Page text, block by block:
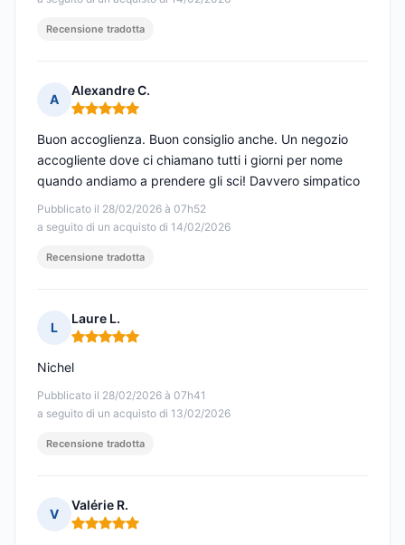
Recensione tradotta
A
Alexandre C.
Nota: 5 su 5
Pubblicato il 28/02/2026 à 07h52
a seguito di un acquisto di 14/02/2026
Buon accoglienza. Buon consiglio anche. Un negozio
accogliente dove ci chiamano tutti i giorni per nome
quando andiamo a prendere gli sci! Davvero simpatico
Recensione tradotta
L
Laure L.
Nota: 5 su 5
Pubblicato il 28/02/2026 à 07h41
a seguito di un acquisto di 13/02/2026
Nichel
Recensione tradotta
V
Valérie R.
Nota: 5 su 5